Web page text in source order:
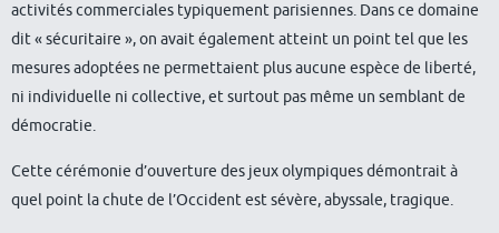
activités commerciales typiquement parisiennes. Dans ce domaine
dit « sécuritaire », on avait également atteint un point tel que les
mesures adoptées ne permettaient plus aucune espèce de liberté,
ni individuelle ni collective, et surtout pas même un semblant de
démocratie.
Cette cérémonie d’ouverture des jeux olympiques démontrait à
quel point la chute de l’Occident est sévère, abyssale, tragique.